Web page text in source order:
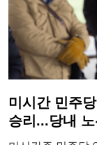
미시간 민주
승리...당내